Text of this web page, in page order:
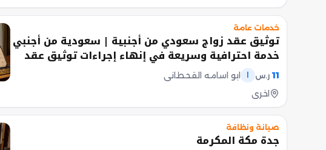
خدمات عامة
توثيق عقد زواج سعودي من أجنبية | سعودية من أجنبي
خدمة احترافية وسريعة في إنهاء إجراءات توثيق عقد
الزواج توثيق عقد زواج سعودي من أجنبية توثيق عقد
زواج سعودية من أجنبي متابعة كاملة للمعاملة حتى
مراجعة المستندات والمتطلبات النظامية. - متابعة
إجراءات التوثيق لدى الجهات المختصة. - حجز المواعيد
اللازمة عند الحاجة. - إصدار عقد الزواج الإلكتروني بعد
11 ر.س
ابو اسامه القحطاني
اخرى
صيانة ونظافة
جدة مكة المكرمة